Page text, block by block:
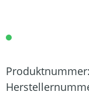
Produktnummer: